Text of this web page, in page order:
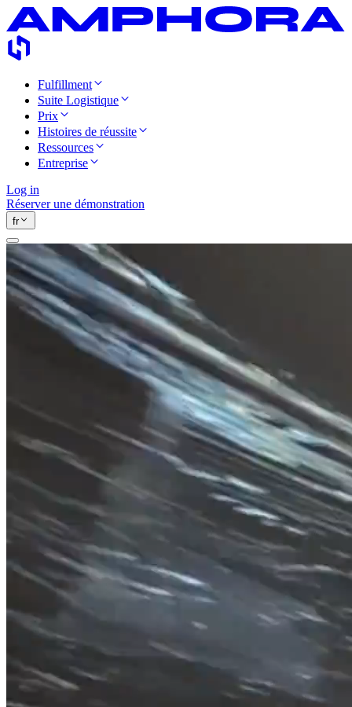
Fulfillment
Suite Logistique
Prix
Histoires de réussite
Ressources
Entreprise
Log in
Réserver une démonstration
fr